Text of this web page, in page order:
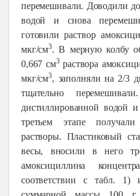
перемешивали. Доводили
водой и снова
готовили раствор
мкг/см3. В мерную колбу
0,667 см3раствора
мкг/см3, заполняли на 2/3
тщательно
дистиллированной водой
третьем этапе
растворы. Пластиковый
весы, вносили в него
амоксициллина
соответствии с табл.